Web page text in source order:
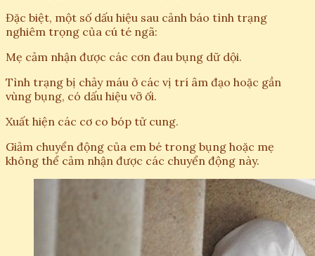
Đặc biệt, một số dấu hiệu sau cảnh báo tình trạng
nghiêm trọng của cú té ngã:
Mẹ cảm nhận được các cơn đau bụng dữ dội.
Tình trạng bị chảy máu ở các vị trí âm đạo hoặc gần
vùng bụng, có dấu hiệu vỡ ối.
Xuất hiện các cơ co bóp tử cung.
Giảm chuyển động của em bé trong bụng hoặc mẹ
không thể cảm nhận được các chuyển động này.